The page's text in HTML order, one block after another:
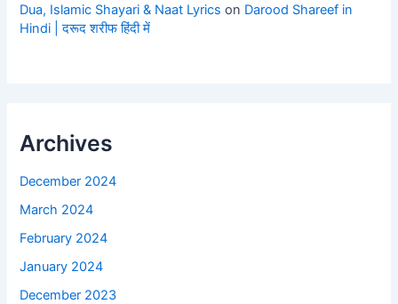
Dua, Islamic Shayari & Naat Lyrics on Darood Shareef in
Hindi | दरूद शरीफ हिंदी में
Archives
December 2024
March 2024
February 2024
January 2024
December 2023